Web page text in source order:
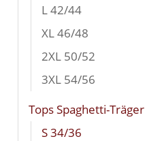
L 42/44
XL 46/48
2XL 50/52
3XL 54/56
Tops Spaghetti-Träger
S 34/36